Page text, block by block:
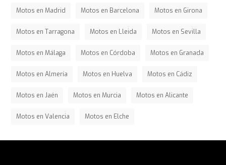
Motos en Madrid Motos en Barcelona Motos en Girona
Motos en Tarragona Motos en Lleida Motos en Sevilla
Motos en Málaga Motos en Córdoba Motos en Granada
Motos en Almería Motos en Huelva Motos en Cádiz
Motos en Jaén Motos en Murcia Motos en Alicante
Motos en Valencia Motos en Elche